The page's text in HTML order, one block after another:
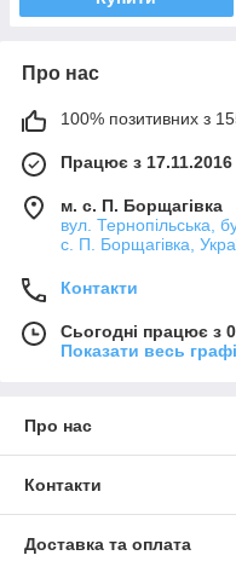
Про нас
100% позитивних з
Працює з 17.11.2016
м. с. П. Борщагівка
вул. Тернопільська,
с. П. Борщагівка,
Контакти
Сьогодні працює з
Показати весь
Про нас
Контакти
Доставка та оплата